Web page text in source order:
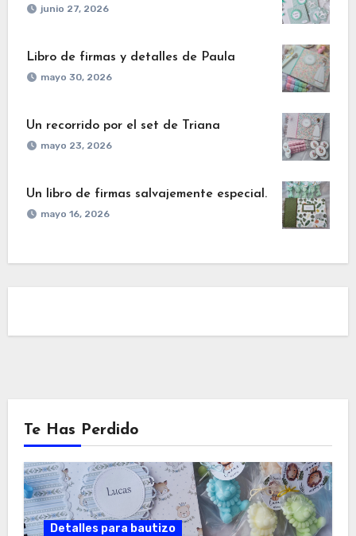
junio 27, 2026
Libro de firmas y detalles de Paula
mayo 30, 2026
Un recorrido por el set de Triana
mayo 23, 2026
Un libro de firmas salvajemente especial.
mayo 16, 2026
Te Has Perdido
Detalles para bautizo